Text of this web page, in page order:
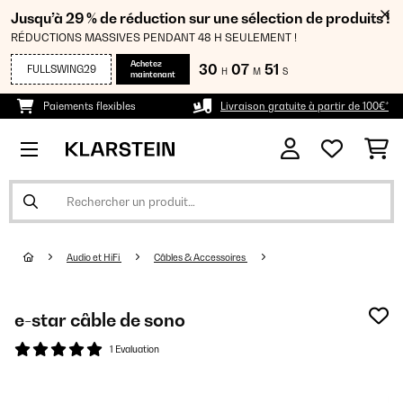
Jusqu’à 29 % de réduction sur une sélection de produits !
RÉDUCTIONS MASSIVES PENDANT 48 H SEULEMENT !
FULLSWING29
Achetez
maintenant
30 H 07 M 49 S
Paiements flexibles Livraison gratuite à partir de 100€*
Audio et HiFi Câbles & Accessoires
e-star câble de sono
1 Evaluation